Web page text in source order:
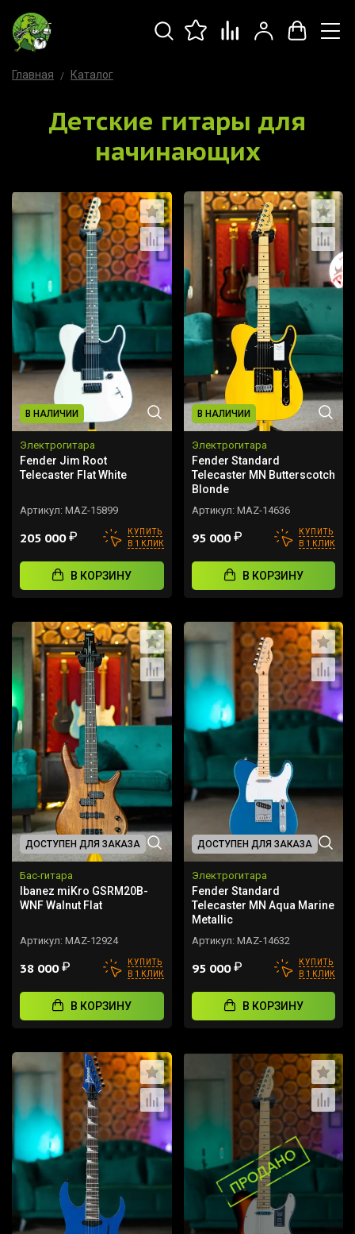
Главная Каталог
Детские гитары для
начинающих
В НАЛИЧИИ
Электрогитара
Fender Jim Root
Telecaster Flat White
Артикул: MAZ-15899
205 000₽
КУПИТЬ
В 1 КЛИК
В КОРЗИНУ
В НАЛИЧИИ
Электрогитара
Fender Standard
Telecaster MN Butterscotch
Blonde
Артикул: MAZ-14636
95 000₽
КУПИТЬ
В 1 КЛИК
В КОРЗИНУ
ДОСТУПЕН ДЛЯ ЗАКАЗА
Бас-гитара
Ibanez miKro GSRM20B-
WNF Walnut Flat
Артикул: MAZ-12924
38 000₽
КУПИТЬ
В 1 КЛИК
В КОРЗИНУ
ДОСТУПЕН ДЛЯ ЗАКАЗА
Электрогитара
Fender Standard
Telecaster MN Aqua Marine
Metallic
Артикул: MAZ-14632
95 000₽
КУПИТЬ
В 1 КЛИК
В КОРЗИНУ